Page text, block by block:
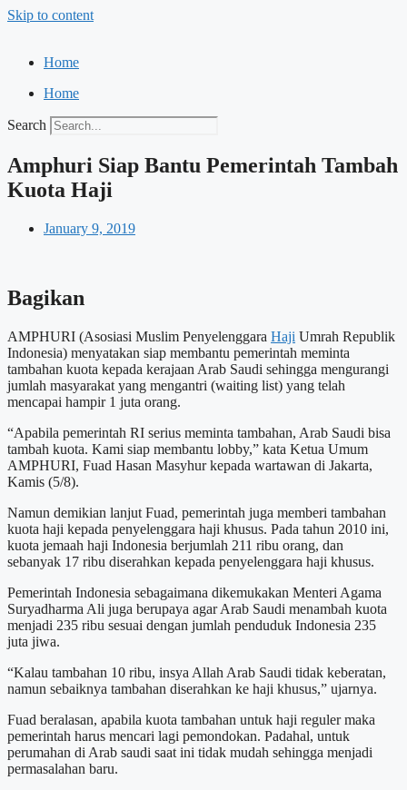
Skip to content
Home
Home
Search
Amphuri Siap Bantu Pemerintah Tambah
Kuota Haji
January 9, 2019
Bagikan
AMPHURI (Asosiasi Muslim Penyelenggara Haji Umrah Republik
Indonesia) menyatakan siap membantu pemerintah meminta
tambahan kuota kepada kerajaan Arab Saudi sehingga mengurangi
jumlah masyarakat yang mengantri (waiting list) yang telah
mencapai hampir 1 juta orang.
“Apabila pemerintah RI serius meminta tambahan, Arab Saudi bisa
tambah kuota. Kami siap membantu lobby,” kata Ketua Umum
AMPHURI, Fuad Hasan Masyhur kepada wartawan di Jakarta,
Kamis (5/8).
Namun demikian lanjut Fuad, pemerintah juga memberi tambahan
kuota haji kepada penyelenggara haji khusus. Pada tahun 2010 ini,
kuota jemaah haji Indonesia berjumlah 211 ribu orang, dan
sebanyak 17 ribu diserahkan kepada penyelenggara haji khusus.
Pemerintah Indonesia sebagaimana dikemukakan Menteri Agama
Suryadharma Ali juga berupaya agar Arab Saudi menambah kuota
menjadi 235 ribu sesuai dengan jumlah penduduk Indonesia 235
juta jiwa.
“Kalau tambahan 10 ribu, insya Allah Arab Saudi tidak keberatan,
namun sebaiknya tambahan diserahkan ke haji khusus,” ujarnya.
Fuad beralasan, apabila kuota tambahan untuk haji reguler maka
pemerintah harus mencari lagi pemondokan. Padahal, untuk
perumahan di Arab saudi saat ini tidak mudah sehingga menjadi
permasalahan baru.